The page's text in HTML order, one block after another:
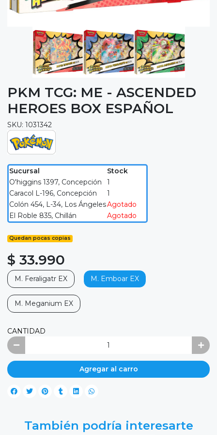
PKM TCG: ME - ASCENDED
HEROES BOX ESPAÑOL
SKU: 1031342
Sucursal
Stock
O'higgins 1397, Concepción
1
Caracol L-196, Concepción
1
Colón 454, L-34, Los ÁngelesAgotado
El Roble 835, Chillán
Agotado
Quedan pocas copias
$ 33.990
M. Feraligatr EX M. Emboar EX
M. Meganium EX
CANTIDAD
Agregar al carro
También podría interesarte